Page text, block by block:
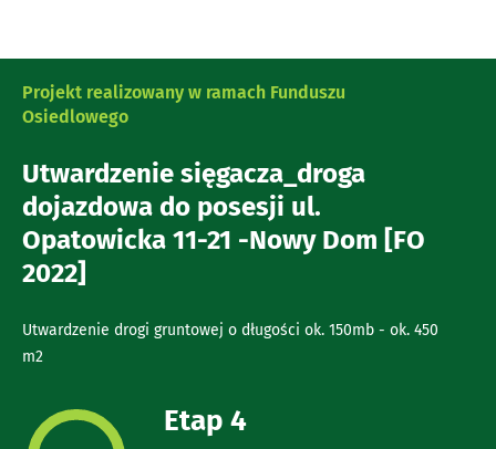
Projekt realizowany w ramach Funduszu
Osiedlowego
Utwardzenie sięgacza_droga
dojazdowa do posesji ul.
Opatowicka 11-21 -Nowy Dom [FO
2022]
Utwardzenie drogi gruntowej o długości ok. 150mb - ok. 450
m2
Etap 4